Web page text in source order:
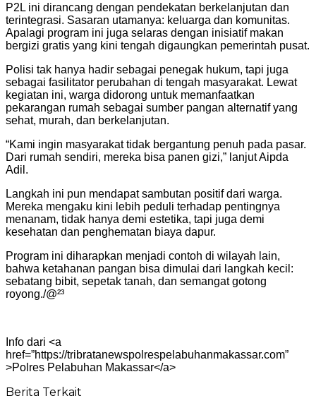
P2L ini dirancang dengan pendekatan berkelanjutan dan
terintegrasi. Sasaran utamanya: keluarga dan komunitas.
Apalagi program ini juga selaras dengan inisiatif makan
bergizi gratis yang kini tengah digaungkan pemerintah pusat.
Polisi tak hanya hadir sebagai penegak hukum, tapi juga
sebagai fasilitator perubahan di tengah masyarakat. Lewat
kegiatan ini, warga didorong untuk memanfaatkan
pekarangan rumah sebagai sumber pangan alternatif yang
sehat, murah, dan berkelanjutan.
“Kami ingin masyarakat tidak bergantung penuh pada pasar.
Dari rumah sendiri, mereka bisa panen gizi,” lanjut Aipda
Adil.
Langkah ini pun mendapat sambutan positif dari warga.
Mereka mengaku kini lebih peduli terhadap pentingnya
menanam, tidak hanya demi estetika, tapi juga demi
kesehatan dan penghematan biaya dapur.
Program ini diharapkan menjadi contoh di wilayah lain,
bahwa ketahanan pangan bisa dimulai dari langkah kecil:
sebatang bibit, sepetak tanah, dan semangat gotong
royong./@²³
Info dari <a
href=”https://tribratanewspolrespelabuhanmakassar.com”
>Polres Pelabuhan Makassar</a>
Berita Terkait